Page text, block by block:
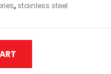
, stainless steel